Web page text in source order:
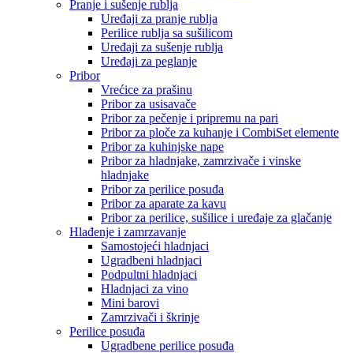
Pranje i sušenje rublja
Uređaji za pranje rublja
Perilice rublja sa sušilicom
Uređaji za sušenje rublja
Uređaji za peglanje
Pribor
Vrećice za prašinu
Pribor za usisavače
Pribor za pečenje i pripremu na pari
Pribor za ploče za kuhanje i CombiSet elemente
Pribor za kuhinjske nape
Pribor za hladnjake, zamrzivače i vinske
hladnjake
Pribor za perilice posuđa
Pribor za aparate za kavu
Pribor za perilice, sušilice i uređaje za glačanje
Hlađenje i zamrzavanje
Samostojeći hladnjaci
Ugradbeni hladnjaci
Podpultni hladnjaci
Hladnjaci za vino
Mini barovi
Zamrzivači i škrinje
Perilice posuđa
Ugradbene perilice posuđa